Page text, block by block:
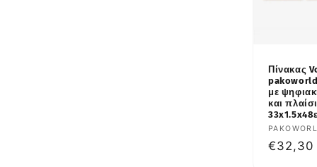
Πίνακας
με
και
€32,30